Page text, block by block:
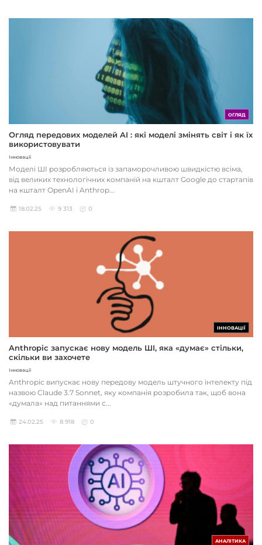
ОГЛЯД
Огляд передових моделей AI : які моделі змінять світ і як їх
використовувати
Інновації
Моделі ШІ розробляються із запаморочливою швидкістю всіма,
від великих технологічних компаній на кшталт Google до стартапів
на кшталт OpenAI і Anthrop...
18.02.25 9 313 0
ІННОВАЦІЇ
Anthropic запускає нову модель ШІ, яка «думає» стільки,
скільки ви захочете
Інновації
Anthropic випускає нову передову модель штучного інтелекту під
назвою Claude 3.7 Sonnet, яку компанія розробила так, щоб вона
«думала» над питаннями с...
24.02.25 8 918 0
АНАЛІТИКА